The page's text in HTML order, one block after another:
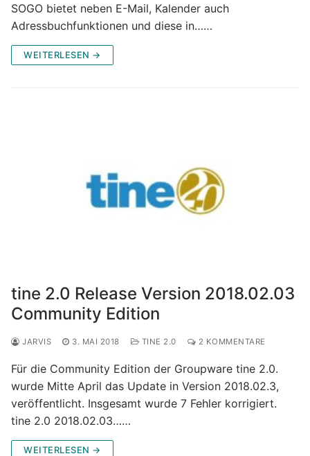
SOGO bietet neben E-Mail, Kalender auch
Adressbuchfunktionen und diese in……
WEITERLESEN →
tine 2.0 Release Version 2018.02.03
Community Edition
JARVIS 3. MAI 2018 TINE 2.0 2 KOMMENTARE
Für die Community Edition der Groupware tine 2.0.
wurde Mitte April das Update in Version 2018.02.3,
veröffentlicht. Insgesamt wurde 7 Fehler korrigiert.
tine 2.0 2018.02.03……
WEITERLESEN →